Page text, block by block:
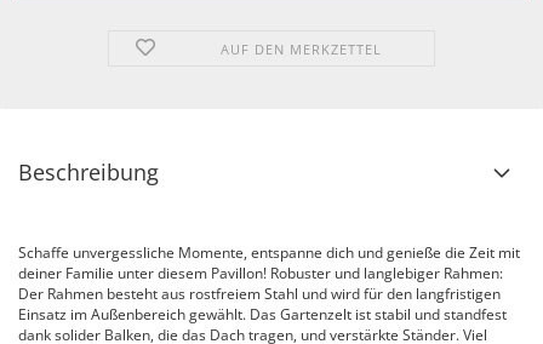
AUF DEN MERKZETTEL
Beschreibung
Schaffe unvergessliche Momente, entspanne dich und genieße die Zeit mit
deiner Familie unter diesem Pavillon! Robuster und langlebiger Rahmen:
Der Rahmen besteht aus rostfreiem Stahl und wird für den langfristigen
Einsatz im Außenbereich gewählt. Das Gartenzelt ist stabil und standfest
dank solider Balken, die das Dach tragen, und verstärkte Ständer. Viel